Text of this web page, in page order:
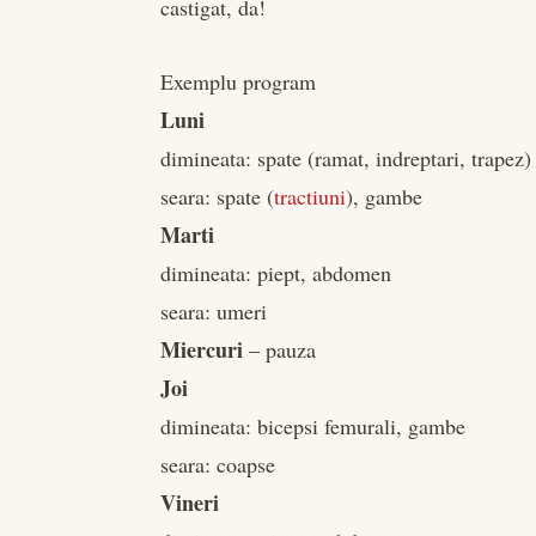
castigat, da!
Exemplu program
Luni
dimineata: spate (ramat, indreptari, trapez)
seara: spate (tractiuni), gambe
Marti
dimineata: piept, abdomen
seara: umeri
Miercuri– pauza
Joi
dimineata: bicepsi femurali, gambe
seara: coapse
Vineri